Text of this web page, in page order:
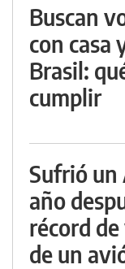
Buscan
con casa
Brasil:
cumplir
Sufrió un
año
récord
de un